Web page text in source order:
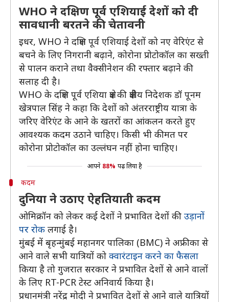
WHO ने दक्षिण पूर्व एशियाई देशों को दी
सावधानी बरतने की चेतावनी
इधर, WHO ने दक्षिण पूर्व एशियाई देशों को नए वेरिएंट से
बचने के लिए निगरानी बढ़ाने, कोरोना प्रोटोकॉल का सख्ती
से पालन कराने तथा वैक्सीनेशन की रफ्तार बढ़ाने की
सलाह दी है।
WHO के दक्षिण पूर्व एशिया क्षेत्र की क्षेत्रीय निदेशक डॉ पूनम
खेत्रपाल सिंह ने कहा कि देशों को अंतरराष्ट्रीय यात्रा के
जरिए वेरिएंट के आने के खतरों का आंकलन करते हुए
आवश्यक कदम उठाने चाहिए। किसी भी कीमत पर
कोरोना प्रोटोकॉल का उल्लंघन नहीं होना चाहिए।
आपने 88% पढ़ लिया है
कदम
दुनिया ने उठाए ऐहतियाती कदम
ओमिक्रॉन को लेकर कई देशों ने प्रभावित देशों की उड़ानों
पर रोक लगाई है।
मुंबई में बृहन्मुंबई महानगर पालिका (BMC) ने अफ्रीका से
आने वाले सभी यात्रियों को क्वारंटाइन करने का फैसला
किया है तो गुजरात सरकार ने प्रभावित देशों से आने वालों
के लिए RT-PCR टेस्ट अनिवार्य किया है।
प्रधानमंत्री नरेंद्र मोदी ने प्रभावित देशों से आने वाले यात्रियों